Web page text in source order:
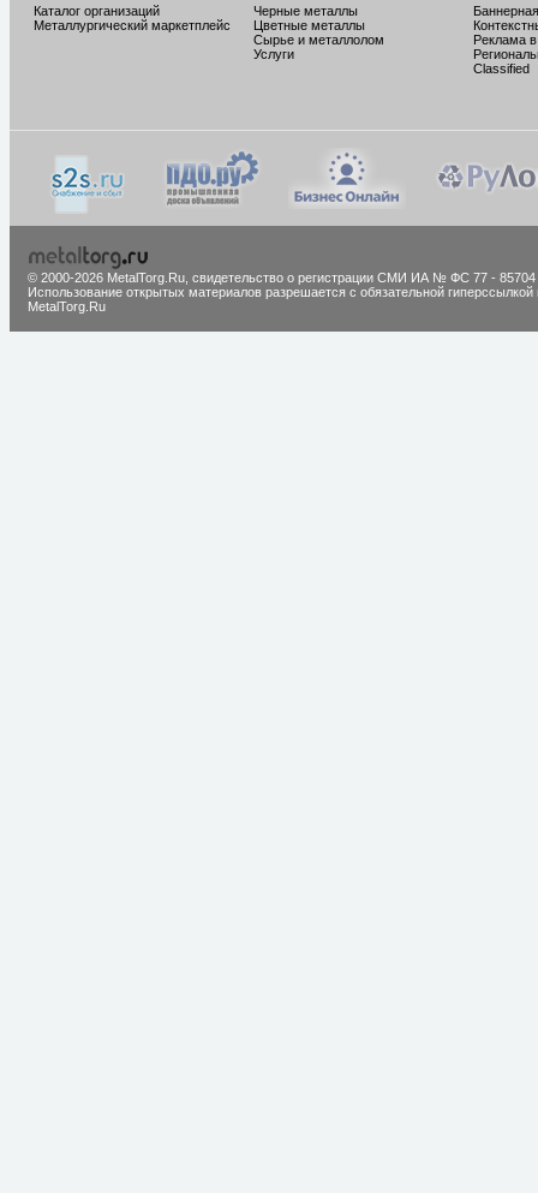
Каталог организаций
Металлургический маркетплейс
Черные металлы
Цветные металлы
Сырье и металлолом
Услуги
Реклама
Classified
© 2000-2026 MetalTorg.Ru, cвидетельство о регистрации СМИ ИА № ФС 77 - 85704
Использование открытых материалов разрешается с обязательной гиперссылкой
MetalTorg.Ru